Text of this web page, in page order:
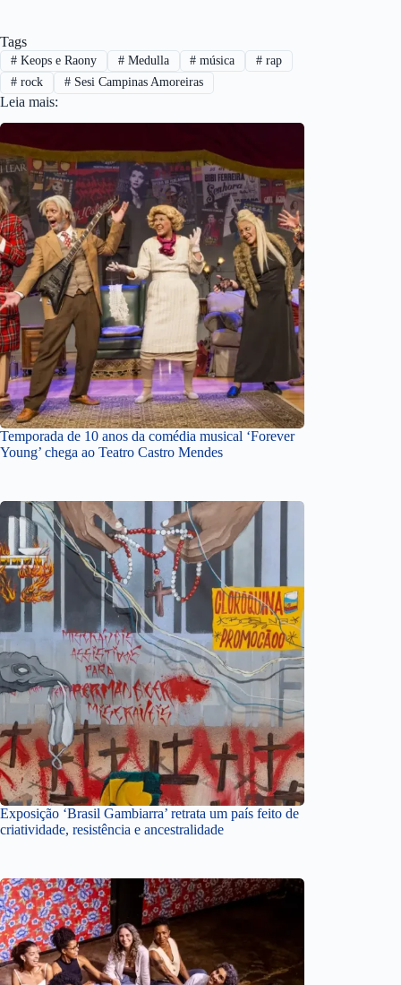
Tags
#Keops e Raony #Medulla # música # rap
#rock #Sesi Campinas Amoreiras
Leia mais:
Temporada de 10 anos da comédia musical ‘Forever
Young’ chega ao Teatro Castro Mendes
Exposição ‘Brasil Gambiarra’ retrata um país feito de
criatividade, resistência e ancestralidade